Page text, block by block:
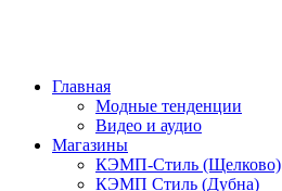
Главная
Модные тенденции
Видео и аудио
Магазины
КЭМП-Стиль (Щелково)
КЭМП Стиль (Дубна)